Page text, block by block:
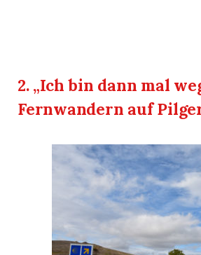
2. „Ich bin dann mal
Fernwandern auf